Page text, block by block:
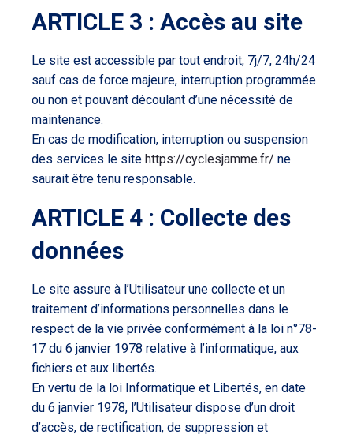
ARTICLE 3 : Accès au site
Le site est accessible par tout endroit, 7j/7, 24h/24
sauf cas de force majeure, interruption programmée
ou non et pouvant découlant d’une nécessité de
maintenance.
En cas de modification, interruption ou suspension
des services le site https://cyclesjamme.fr/ ne
saurait être tenu responsable.
ARTICLE 4 : Collecte des
données
Le site assure à l’Utilisateur une collecte et un
traitement d’informations personnelles dans le
respect de la vie privée conformément à la loi n°78-
17 du 6 janvier 1978 relative à l’informatique, aux
fichiers et aux libertés.
En vertu de la loi Informatique et Libertés, en date
du 6 janvier 1978, l’Utilisateur dispose d’un droit
d’accès, de rectification, de suppression et